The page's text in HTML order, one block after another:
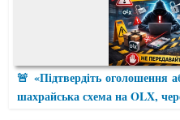
🚨 «Підтвердіть оголошення
шахрайська схема на OLX,